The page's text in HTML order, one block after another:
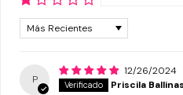
Sort by
P
12/26/2024
Priscila